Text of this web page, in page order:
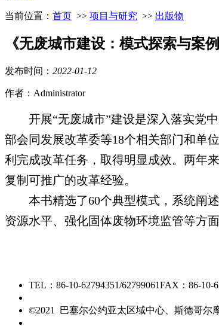
当前位置： 首页 >> 项目与研究 >> 出版物
《无废城市建设：模式探索与案例
发布时间： 2022-01-12
作者：Administrator
开展“无废城市”建设是深入落实党
部会同发展改革委等18个相关部门和单
利完成改革任务，取得明显成效。两年
复制可推广的改革经验。
本书精选了60个典型模式，系统阐
资源水平、强化固体废物环境监管等方
TEL：86-10-62794351/62799061FAX：86-10-
©2021 巴塞尔公约亚太区域中心、斯德哥尔